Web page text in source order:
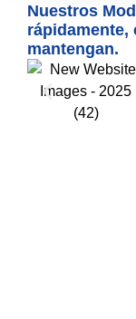
Nuestros
rápidamente,
mantengan.